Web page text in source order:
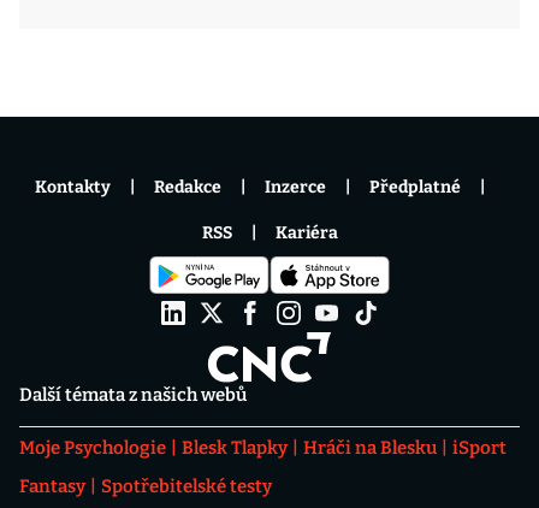
Další témata z našich webů
Moje Psychologie Blesk Tlapky Hráči na Blesku
iSport
Fantasy
Spotřebitelské testy
Kontakty Redakce Inzerce Předplatné
RSS Kariéra